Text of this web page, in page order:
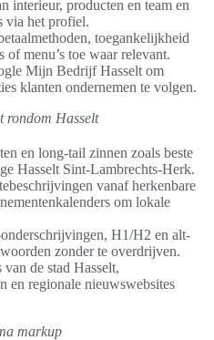
interieur, producten en team en
via het profiel.
toegankelijkheid
of menu’s toe waar relevant.
Mijn Bedrijf Hasselt om
klanten ondernemen te volgen.
rondom Hasselt
en long-tail zinnen zoals beste
Hasselt Sint-Lambrechts-Herk.
vanaf herkenbare
om lokale
H1/H2 en alt-
zonder te overdrijven.
de stad Hasselt,
en regionale nieuwswebsites
markup